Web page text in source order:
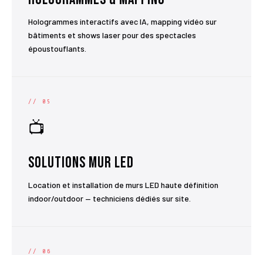
Hologrammes interactifs avec IA, mapping vidéo sur
bâtiments et shows laser pour des spectacles
époustouflants.
// 05
📺
Solutions Mur LED
Location et installation de murs LED haute définition
indoor/outdoor — techniciens dédiés sur site.
// 06